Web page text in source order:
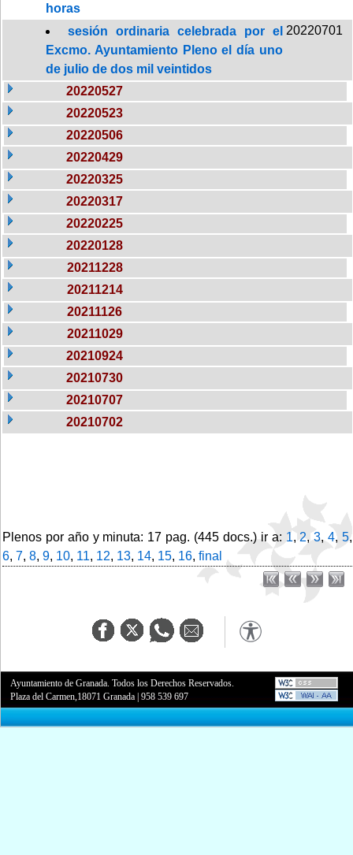
horas
sesión ordinaria celebrada por el
Excmo. Ayuntamiento Pleno el día uno
de julio de dos mil veintidos
20220701
20220527
20220523
20220506
20220429
20220325
20220317
20220225
20220128
20211228
20211214
20211126
20211029
20210924
20210730
20210707
20210702
Plenos por año y minuta: 17 pag. (445 docs.) ir a: 1,2,3,4,5,
6, 7, 8, 9, 10, 11, 12, 13, 14, 15, 16, final
Ayuntamiento de Granada. Todos los Derechos Reservados.
Plaza del Carmen,18071 Granada |958 539 697